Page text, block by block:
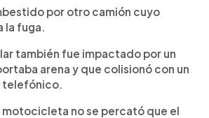
por otro camión cuyo
fuga.
también fue impactado por un
arena y que colisionó con un
no se percató que el